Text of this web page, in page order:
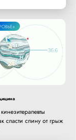
спасти спину от грыж